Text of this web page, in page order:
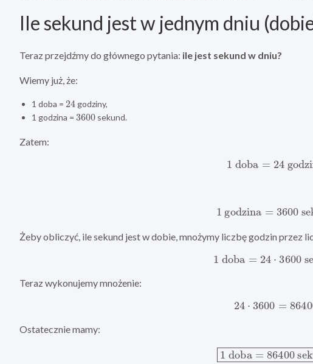
Ile sekund jest w jednym dniu
Teraz przejdźmy do głównego pytania: ile jest sekund w dniu?
Wiemy już, że:
1 doba =
24
godziny,
1 godzina =
3600
sekund.
Zatem:
1 doba =24
1 godzina =3600
Żeby obliczyć, ile sekund jest w dobie, mnożymy liczbę godzin przez
1 doba =24⋅ 3600
Teraz wykonujemy mnożenie:
24 ⋅ 3600 =
Ostatecznie mamy:
1doba=86400